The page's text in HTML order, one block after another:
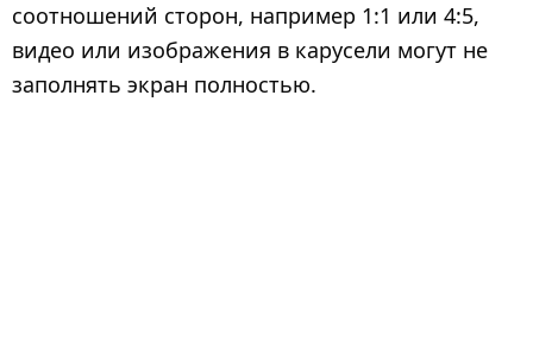
соотношений сторон, например 1:1 или 4:5,
видео или изображения в карусели могут не
заполнять экран полностью.